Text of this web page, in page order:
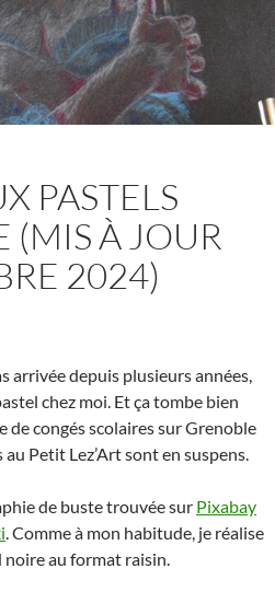
PASTELS
(MIS À JOUR
2024)
arrivée depuis plusieurs années,
chez moi. Et ça tombe bien
de congés scolaires sur Grenoble
Petit Lez’Art sont en suspens.
de buste trouvée sur Pixabay
. Comme à mon habitude, je réalise
noire au format raisin.